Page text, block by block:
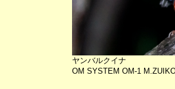
ヤンバルクイナ
OM SYSTEM OM-1